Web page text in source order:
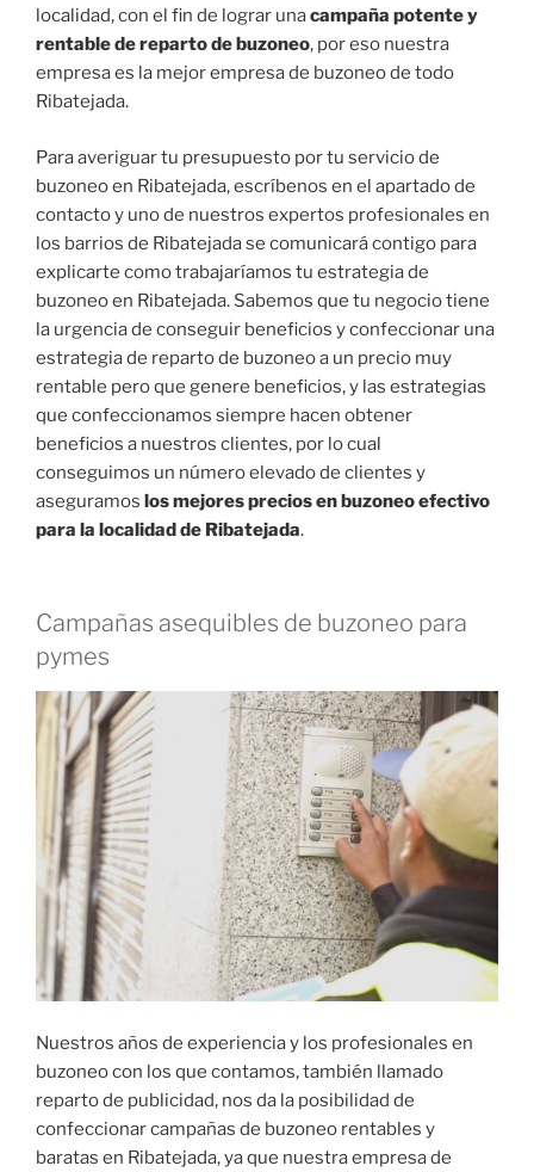
localidad, con el fin de lograr unacampaña potente y
rentable de reparto de buzoneo, por eso nuestra
empresa es la mejor empresa de buzoneo de todo
Ribatejada.
Para averiguar tu presupuesto por tu servicio de
buzoneo en Ribatejada, escríbenos en el apartado de
contacto y uno de nuestros expertos profesionales en
los barrios de Ribatejada se comunicará contigo para
explicarte como trabajaríamos tu estrategia de
buzoneo en Ribatejada. Sabemos que tu negocio tiene
la urgencia de conseguir beneficios y confeccionar una
estrategia de reparto de buzoneo a un precio muy
rentable pero que genere beneficios, y las estrategias
que confeccionamos siempre hacen obtener
beneficios a nuestros clientes, por lo cual
conseguimos un número elevado de clientes y
aseguramos los mejores precios en buzoneo efectivo
para la localidad de Ribatejada.
Campañas asequibles de buzoneo para
pymes
Nuestros años de experiencia y los profesionales en
buzoneo con los que contamos, también llamado
reparto de publicidad, nos da la posibilidad de
confeccionar campañas de buzoneo rentables y
baratas en Ribatejada, ya que nuestra empresa de